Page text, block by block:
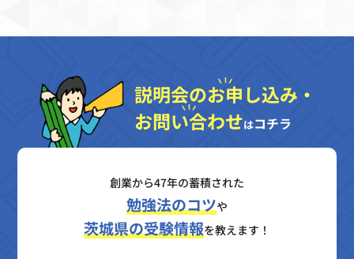
説明会のお申し込み・
お問い合わせはコチラ
創業から47年の蓄積された
勉強法のコツや
茨城県の受験情報を教えます！